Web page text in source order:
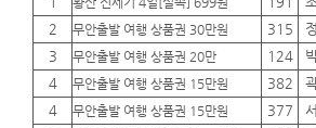
2
무안출발 여행 상품권 30만원 315
3
무안출발 여행 상품권 20만 124
4
무안출발 여행 상품권 15만원 382
4
무안출발 여행 상품권 15만원 377